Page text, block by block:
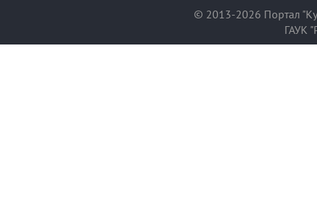
© 2013-2026 Портал
ГАУК